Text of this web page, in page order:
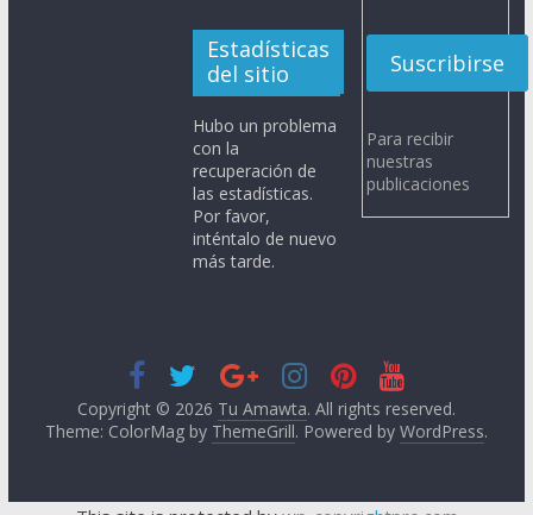
Estadísticas
del sitio
Hubo un problema
con la
recuperación de
las estadísticas.
Por favor,
inténtalo de nuevo
más tarde.
Para recibir
nuestras
publicaciones
Copyright © 2026 Tu Amawta. All rights reserved.
Theme: ColorMag by ThemeGrill. Powered by WordPress.